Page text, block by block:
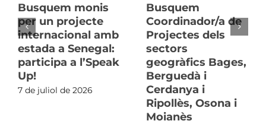
Busquem monis
per un projecte
internacional amb
estada a Senegal:
participa a l’Speak
Up!
7 de juliol de 2026
Busquem
Coordinador/a de
Projectes dels
sectors
geogràfics Bages,
Berguedà i
Cerdanya i
Ripollès, Osona i
Moianès